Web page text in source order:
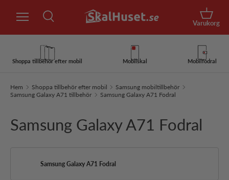
Hoppa till innehåll
Sök
Korg
Varukorg
Shoppa tillbehör efter mobil Mobilskal Mobilfodral
Hem Shoppa tillbehör efter mobil
Samsung mobiltillbehör
Samsung Galaxy A71 tillbehör
Samsung Galaxy A71 Fodral
Samsung Galaxy A71 Fodral
Samsung Galaxy A71 Fodral